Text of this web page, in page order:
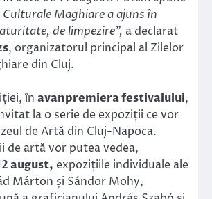
Maghiare a ajuns în
de limpezire”, a declarat
, organizatorul principal al Zilelor
din Cluj.
în avanpremiera festivalului,
la o serie de expoziții ce vor
de Artă din Cluj-Napoca.
de artă vor putea vedea,
august, expozițiile individuale ale
Márton și Sándor Mohy,